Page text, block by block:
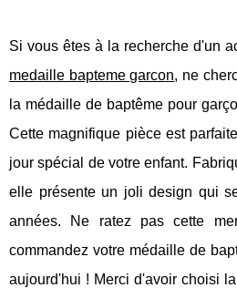
Si vous êtes à la recherche d'un
medaille bapteme garcon, ne
la médaille de baptême pour
Cette magnifique pièce est
jour spécial de votre enfant.
elle présente un joli design qui
années. Ne ratez pas cette
commandez votre médaille de
aujourd'hui ! Merci d'avoir choisi